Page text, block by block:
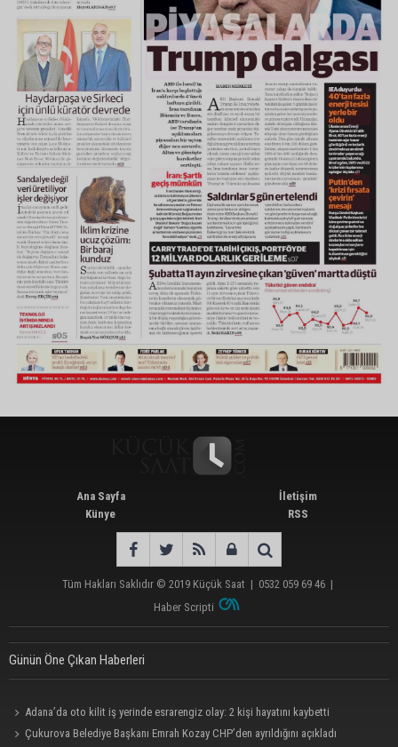
Ana Sayfa
Künye
İletişim
RSS
Tüm Hakları Saklıdır © 2019 Küçük Saat | 0532 059 69 46 |
Haber Scripti
Günün Öne Çıkan Haberleri
Adana’da oto kilit iş yerinde esrarengiz olay: 2 kişi hayatını kaybetti
Çukurova Belediye Başkanı Emrah Kozay CHP’den ayrıldığını açıkladı